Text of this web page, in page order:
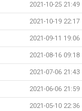
2021-10-25 21:49
2021-10-19 22:17
2021-09-11 19:06
2021-08-16 09:18
2021-07-06 21:43
2021-06-06 21:59
2021-05-10 22:36